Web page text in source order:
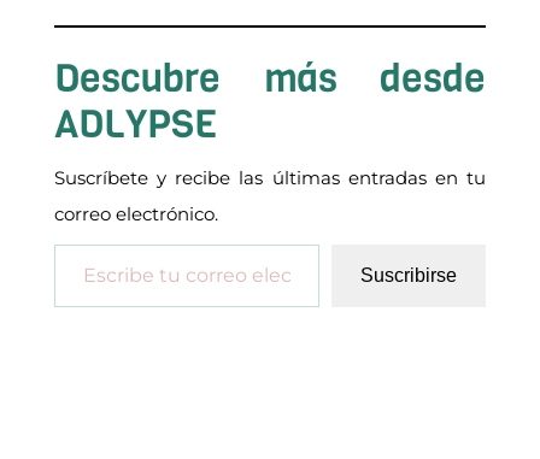
Descubre más desde
ADLYPSE
Suscríbete y recibe las últimas entradas en tu
correo electrónico.
Escribe tu correo electrónico…
Suscribirse